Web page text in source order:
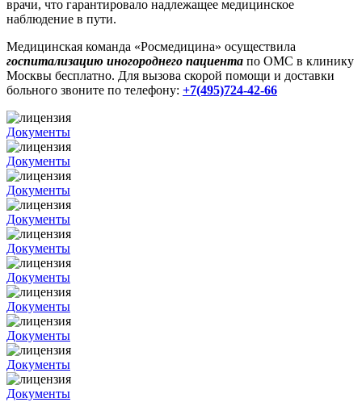
врачи, что гарантировало надлежащее медицинское
наблюдение в пути.
Медицинская команда «Росмедицина» осуществила
госпитализацию иногороднего пациента по ОМС в клинику
Москвы бесплатно. Для вызова скорой помощи и доставки
больного звоните по телефону: +7(495)724-42-66
Документы
Документы
Документы
Документы
Документы
Документы
Документы
Документы
Документы
Документы